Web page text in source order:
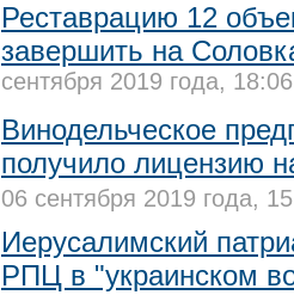
Реставрацию 12
завершить на
сентября 2019 года, 18:06
Винодельческое
получило лицензию
06 сентября 2019 года,
Иерусалимский
РПЦ в "украинском